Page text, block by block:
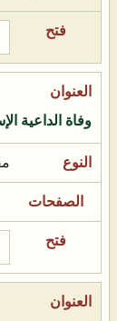
وفاة الداعية